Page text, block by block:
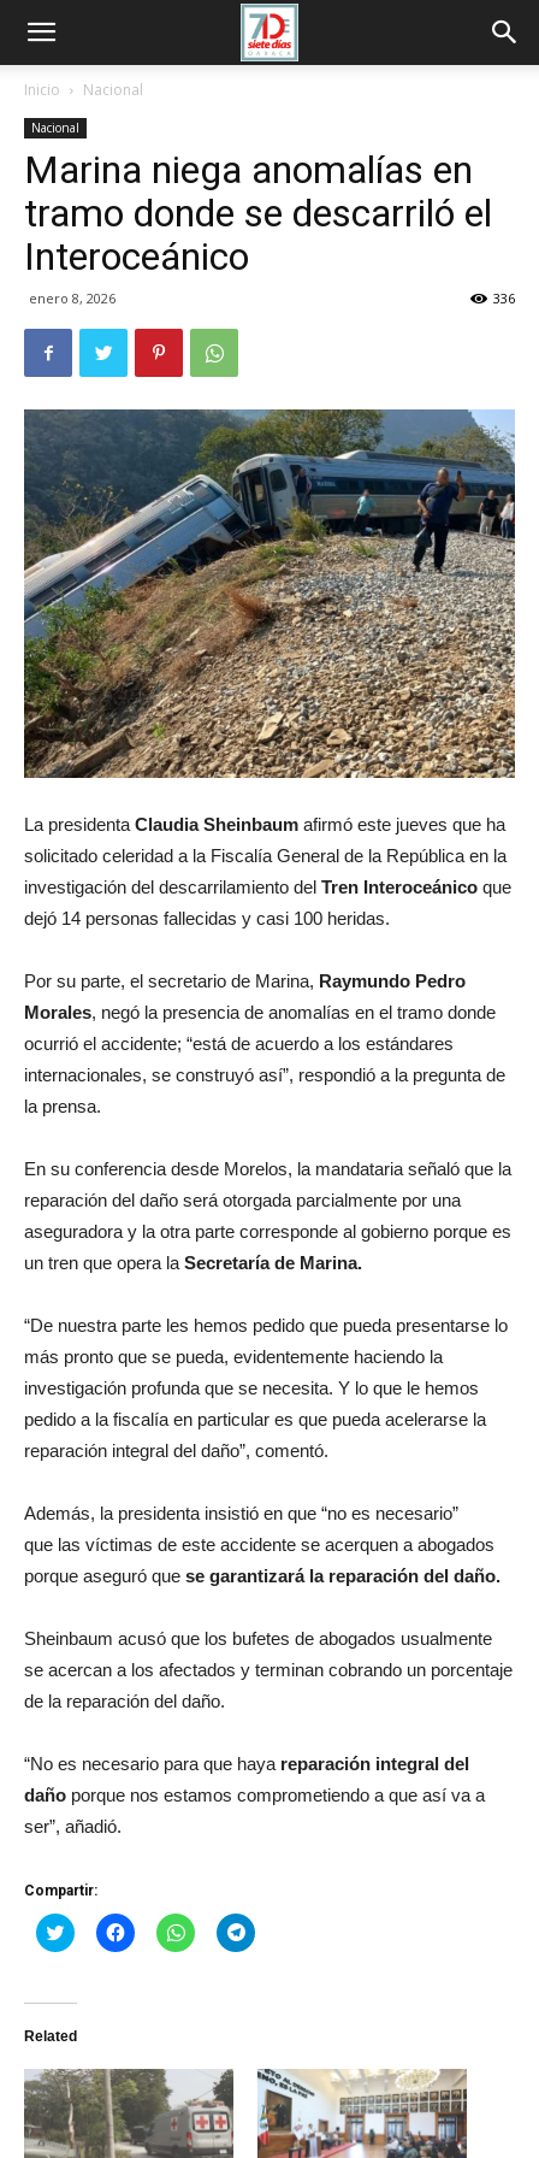
Inicio Nacional
Nacional
Marina niega anomalías en
tramo donde se descarriló el
Interoceánico
enero 8, 2026 336
La presidenta Claudia Sheinbaum afirmó este jueves que ha
solicitado celeridad a la Fiscalía General de la República en la
investigación del descarrilamiento del Tren Interoceánico que
dejó 14 personas fallecidas y casi 100 heridas.
Por su parte, el secretario de Marina, Raymundo Pedro
Morales, negó la presencia de anomalías en el tramo donde
ocurrió el accidente; “está de acuerdo a los estándares
internacionales, se construyó así”, respondió a la pregunta de
la prensa.
En su conferencia desde Morelos, la mandataria señaló que la
reparación del daño será otorgada parcialmente por una
aseguradora y la otra parte corresponde al gobierno porque es
un tren que opera la Secretaría de Marina.
“De nuestra parte les hemos pedido que pueda presentarse lo
más pronto que se pueda, evidentemente haciendo la
investigación profunda que se necesita. Y lo que le hemos
pedido a la fiscalía en particular es que pueda acelerarse la
reparación integral del daño”, comentó.
Además, la presidenta insistió en que “no es necesario”
que las víctimas de este accidente se acerquen a abogados
porque aseguró que se garantizará la reparación del daño.
Sheinbaum acusó que los bufetes de abogados usualmente
se acercan a los afectados y terminan cobrando un porcentaje
de la reparación del daño.
“No es necesario para que haya reparación integral del
daño porque nos estamos comprometiendo a que así va a
ser”, añadió.
Compartir:
Haz
clic
Twitter
abre
una
ventana
nueva)
Haz
clic
una
ventana
nueva)
Haz
clic
una
ventana
nueva)
Haz
clic
una
ventana
nueva)
Related